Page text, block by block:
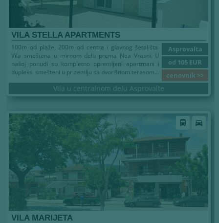
VILA STELLA APARTMENTS
Asprovalta
od 105 EUR
cenovnik >>
100m od plaže, 200m od centra i glavnog šetališta.
Vila smeštena u mirnom delu prema Nea Vrasni. U
našoj ponudi su kompletno opremljeni apartmani i
dupleksi smešteni u prizemlju sa dvorišnom terasom...
Vila u centralnom delu Asprovalte
Leto 2026 directions_bus directions_car
VILA MARIJETA